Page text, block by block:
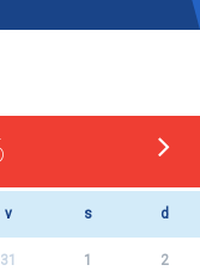
v s d
31 1 2